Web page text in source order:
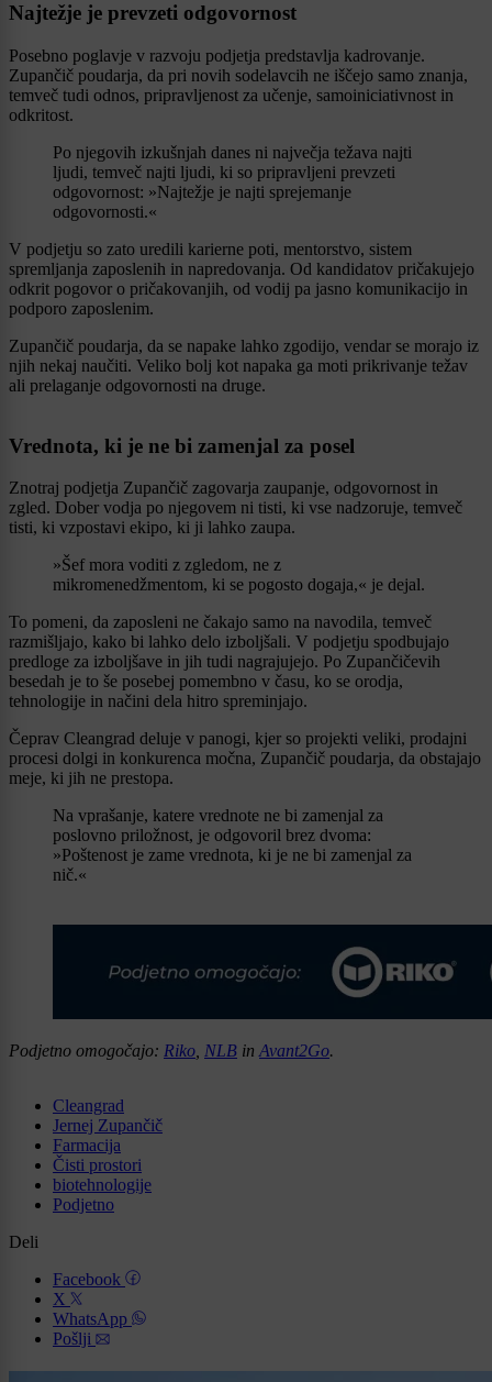
Najtežje je prevzeti odgovornost
Posebno poglavje v razvoju podjetja predstavlja kadrovanje.
Zupančič poudarja, da pri novih sodelavcih ne iščejo samo znanja,
temveč tudi odnos, pripravljenost za učenje, samoiniciativnost in
odkritost.
Po njegovih izkušnjah danes ni največja težava najti
ljudi, temveč najti ljudi, ki so pripravljeni prevzeti
odgovornost: »Najtežje je najti sprejemanje
odgovornosti.«
V podjetju so zato uredili karierne poti, mentorstvo, sistem
spremljanja zaposlenih in napredovanja. Od kandidatov pričakujejo
odkrit pogovor o pričakovanjih, od vodij pa jasno komunikacijo in
podporo zaposlenim.
Zupančič poudarja, da se napake lahko zgodijo, vendar se morajo iz
njih nekaj naučiti. Veliko bolj kot napaka ga moti prikrivanje težav
ali prelaganje odgovornosti na druge.
Vrednota, ki je ne bi zamenjal za posel
Znotraj podjetja Zupančič zagovarja zaupanje, odgovornost in
zgled. Dober vodja po njegovem ni tisti, ki vse nadzoruje, temveč
tisti, ki vzpostavi ekipo, ki ji lahko zaupa.
»Šef mora voditi z zgledom, ne z
mikromenedžmentom, ki se pogosto dogaja,« je dejal.
To pomeni, da zaposleni ne čakajo samo na navodila, temveč
razmišljajo, kako bi lahko delo izboljšali. V podjetju spodbujajo
predloge za izboljšave in jih tudi nagrajujejo. Po Zupančičevih
besedah je to še posebej pomembno v času, ko se orodja,
tehnologije in načini dela hitro spreminjajo.
Čeprav Cleangrad deluje v panogi, kjer so projekti veliki, prodajni
procesi dolgi in konkurenca močna, Zupančič poudarja, da obstajajo
meje, ki jih ne prestopa.
Na vprašanje, katere vrednote ne bi zamenjal za
poslovno priložnost, je odgovoril brez dvoma:
»Poštenost je zame vrednota, ki je ne bi zamenjal za
nič.«
Podjetno omogočajo: Riko NLB in Avant2Go.
Cleangrad
Jernej Zupančič
Farmacija
Čisti prostori
biotehnologije
Podjetno
Deli
Facebook
X
WhatsApp
Pošlji